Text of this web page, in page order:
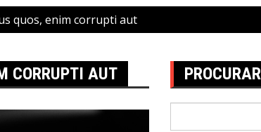
quos, enim corrupti aut
CORRUPTI AUT PROCURAR